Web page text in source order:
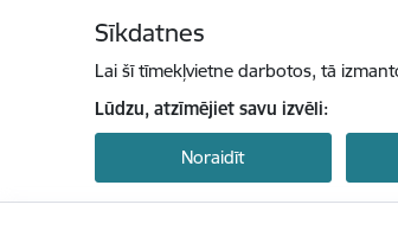
Sīkdatnes
Lai šī tīmekļvietne darbotos, tā
Lūdzu, atzīmējiet savu izvēli:
Noraidīt